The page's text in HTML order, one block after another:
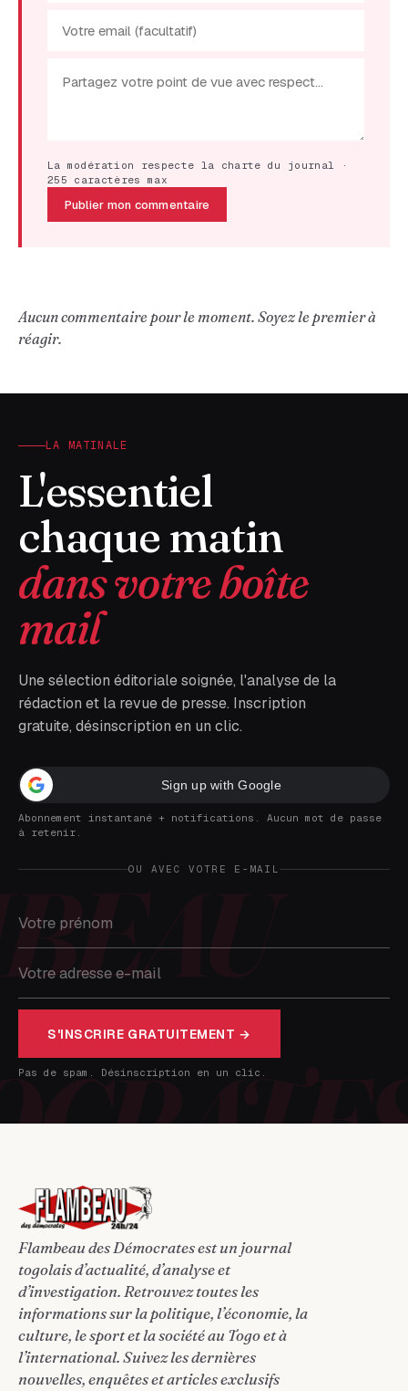
La modération respecte la charte du journal ·
255 caractères max
Publier mon commentaire
Aucun commentaire pour le moment. Soyez le premier à
réagir.
LA MATINALE
L'essentiel
chaque matin
dans votre boîte
mail
Une sélection éditoriale soignée, l'analyse de la
rédaction et la revue de presse. Inscription
gratuite, désinscription en un clic.
Sign up with Google
Abonnement instantané + notifications. Aucun mot de passe
à retenir.
OU AVEC VOTRE E-MAIL
S'INSCRIRE GRATUITEMENT →
Pas de spam. Désinscription en un clic.
Flambeau des Démocrates est un journal
togolais d’actualité, d’analyse et
d’investigation. Retrouvez toutes les
informations sur la politique, l’économie, la
culture, le sport et la société au Togo et à
l’international. Suivez les dernières
nouvelles, enquêtes et articles exclusifs